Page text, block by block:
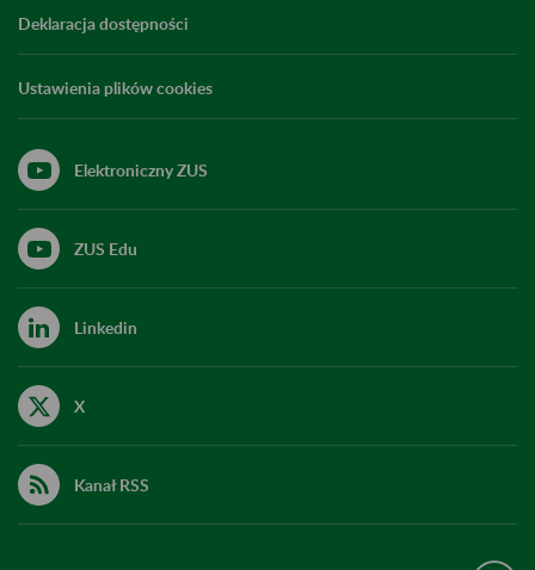
Deklaracja dostępności
Ustawienia plików cookies
Elektroniczny ZUS
ZUS Edu
Linkedin
X
Kanał RSS